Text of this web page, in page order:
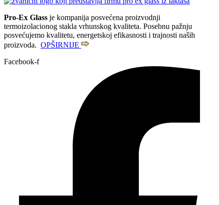
Pro-Ex Glass je kompanija posvećena proizvodnji
termoizolacionog stakla vrhunskog kvaliteta. Posebnu pažnju
posvećujemo kvalitetu, energetskoj efikasnosti i trajnosti naših
proizvoda. OPŠIRNIJE
Facebook-f